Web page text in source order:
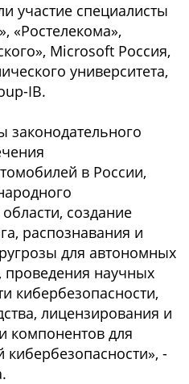
участие специалисты
«Ростелекома»,
Microsoft Россия,
университета,
IB.
законодательного
в России,
создание
распознавания и
для автономных
проведения научных
кибербезопасности,
лицензирования и
компонентов для
-